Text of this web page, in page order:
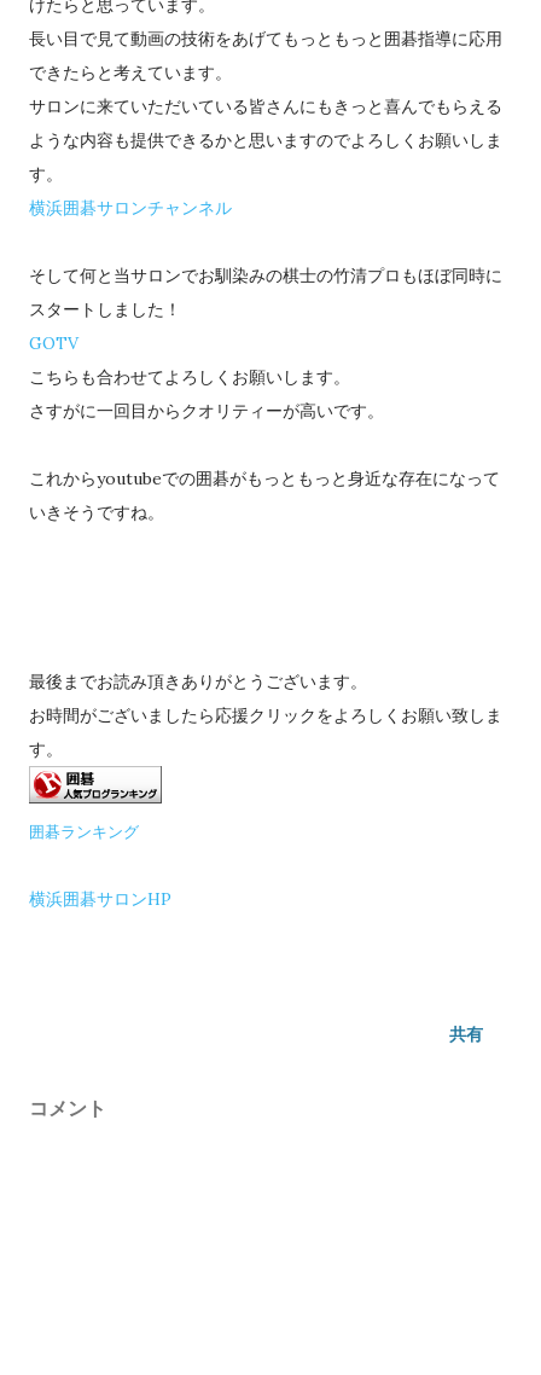
けたらと思っています。
長い目で見て動画の技術をあげてもっともっと囲碁指導に応用
できたらと考えています。
サロンに来ていただいている皆さんにもきっと喜んでもらえる
ような内容も提供できるかと思いますのでよろしくお願いしま
す。
横浜囲碁サロンチャンネル
そして何と当サロンでお馴染みの棋士の竹清プロもほぼ同時に
スタートしました！
GOTV
こちらも合わせてよろしくお願いします。
さすがに一回目からクオリティーが高いです。
これからyoutubeでの囲碁がもっともっと身近な存在になって
いきそうですね。
最後までお読み頂きありがとうございます。
お時間がございましたら応援クリックをよろしくお願い致しま
す。
囲碁ランキング
横浜囲碁サロンHP
共有
コメント